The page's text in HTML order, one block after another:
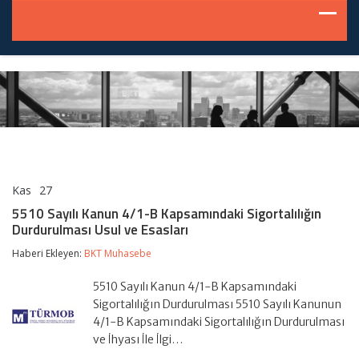
Kas 27
Kanun
4/1-
Kapsamındaki
Durdurulması
ve
Esasları
5510 Sayılı Kanun 4/1-B Kapsamındaki Sigortalılığın
Durdurulması Usul ve Esasları
Haberi Ekleyen: BKT Muhasebe
5510 Sayılı Kanun 4/1-B Kapsamındaki
Sigortalılığın Durdurulması 5510 Sayılı Kanunun
4/1-B Kapsamındaki Sigortalılığın Durdurulması
ve İhyası İle İlgi…